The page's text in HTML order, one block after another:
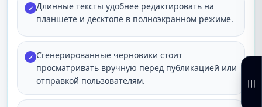
✓ Длинные тексты удобнее редактировать на
планшете и десктопе в полноэкранном режиме.
✓ Сгенерированные черновики стоит
просматривать вручную перед публикацией или
отправкой пользователям.